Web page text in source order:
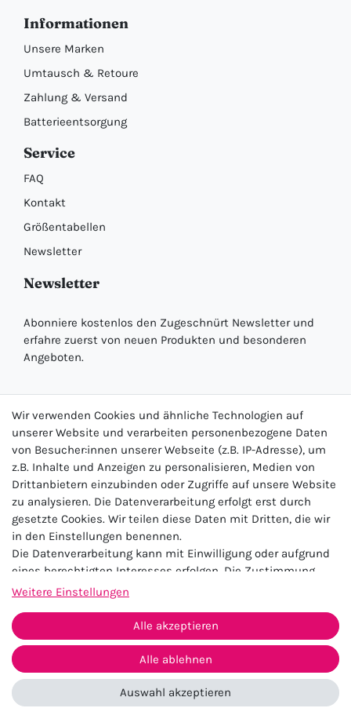
Informationen
Unsere Marken
Umtausch & Retoure
Zahlung & Versand
Batterieentsorgung
Service
FAQ
Kontakt
Größentabellen
Newsletter
Newsletter
Abonniere kostenlos den Zugeschnürt Newsletter und
erfahre zuerst von neuen Produkten und besonderen
Angeboten.
Anmelden
★★★★★
4.5 / 5.0 (23.143)
Daten­schutz­erklärung
Widerrufs­recht
Kontakt
Vertrag widerrufen
Wir verwenden Cookies und ähnliche Technologien auf
unserer Website und verarbeiten personenbezogene Daten
von Besucher:innen unserer Webseite (z.B. IP-Adresse), um
z.B. Inhalte und Anzeigen zu personalisieren, Medien von
Drittanbietern einzubinden oder Zugriffe auf unsere Website
zu analysieren. Die Datenverarbeitung erfolgt erst durch
gesetzte Cookies. Wir teilen diese Daten mit Dritten, die wir
in den Einstellungen benennen.
Die Datenverarbeitung kann mit Einwilligung oder aufgrund
eines berechtigten Interesses erfolgen. Die Zustimmung
kann erteilt oder abgelehnt werden. Es besteht das Recht,
Zeitpunkt zu ändern oder zu widerrufen. Beachten Sie unser
Impressumund weitere Hinweise zur Verwendung
personenbezogener Daten in unserer
Weitere Einstellungen
Alle akzeptieren
Alle ablehnen
Auswahl akzeptieren